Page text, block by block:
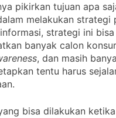
pikirkan tujuan apa
melakukan strategi
strategi ini
banyak calon
, dan masih
tentu harus
bisa dilakukan